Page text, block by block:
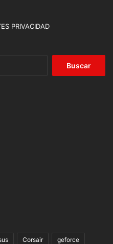
PRIVACIDAD
Corsair geforce